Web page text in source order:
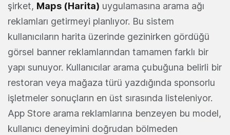
şirket, Maps (Harita) uygulamasına arama ağı
reklamları getirmeyi planlıyor. Bu sistem
kullanıcıların harita üzerinde gezinirken gördüğü
görsel banner reklamlarından tamamen farklı bir
yapı sunuyor. Kullanıcılar arama çubuğuna belirli bir
restoran veya mağaza türü yazdığında sponsorlu
işletmeler sonuçların en üst sırasında listeleniyor.
App Store arama reklamlarına benzeyen bu model,
kullanıcı deneyimini doğrudan bölmeden